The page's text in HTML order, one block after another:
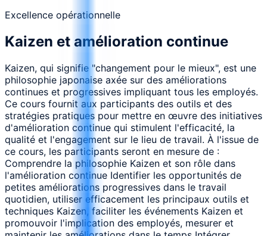
Excellence opérationnelle
Kaizen et amélioration continue
Kaizen, qui signifie "changement pour le mieux", est une
philosophie japonaise axée sur des améliorations
continues et progressives impliquant tous les employés.
Ce cours fournit aux participants des outils et des
stratégies pratiques pour mettre en œuvre des initiatives
d'amélioration continue qui stimulent l'efficacité, la
qualité et l'engagement sur le lieu de travail. À l'issue de
ce cours, les participants seront en mesure de :
Comprendre la philosophie Kaizen et son rôle dans
l'amélioration continue Identifier les opportunités de
petites améliorations progressives dans le travail
quotidien, utiliser efficacement les principaux outils et
techniques Kaizen, faciliter les événements Kaizen et
promouvoir l'implication des employés, mesurer et